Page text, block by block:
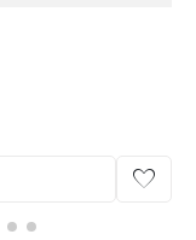
favorite